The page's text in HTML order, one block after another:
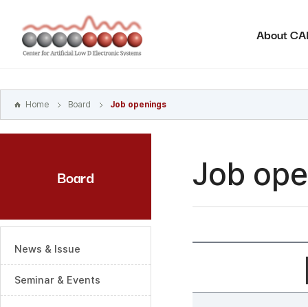
바로가기
주메뉴
바로가기
About
Home Board Job openings
Board
News & Issue
Seminar & Events
Job